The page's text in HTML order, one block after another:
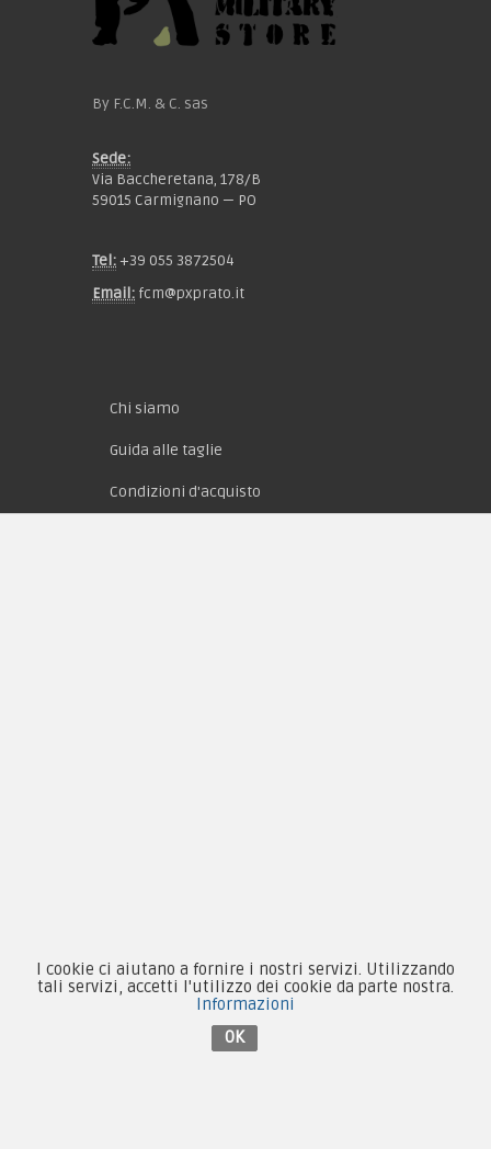
By F.C.M. & C. sas
Sede:
Via Baccheretana, 178/B
59015 Carmignano — PO
Tel: +39 055 3872504
Email: fcm@pxprato.it
Chi siamo
Guida alle taglie
Condizioni d'acquisto
Contattaci su Facebook
I cookie ci aiutano a fornire i nostri servizi. Utilizzando
tali servizi, accetti l'utilizzo dei cookie da parte nostra.
Informazioni
OK